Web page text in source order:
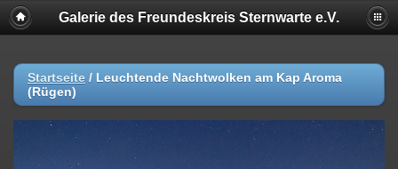
Galerie des Freundeskreis Sternwarte e.V.
Startseite / Leuchtende Nachtwolken am Kap Aroma
(Rügen)